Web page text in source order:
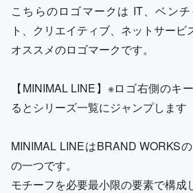
こちらのロゴマークは IT、ベン
ト、クリエイティブ、ネットサー
オススメのロゴマークです。
【MINIMAL LINE】※ロゴ右側のキ
るとシリーズ一覧にジャンプします
MINIMAL LINEはBRAND WORKS
の一つです。
モチーフを必要最小限の要素で構成